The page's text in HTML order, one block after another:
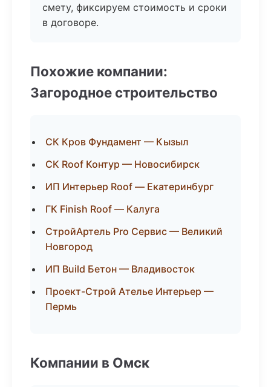
смету, фиксируем стоимость и сроки
в договоре.
Похожие компании:
Загородное строительство
СК Кров Фундамент — Кызыл
СК Roof Контур — Новосибирск
ИП Интерьер Roof — Екатеринбург
ГК Finish Roof — Калуга
СтройАртель Pro Сервис — Великий
Новгород
ИП Build Бетон — Владивосток
Проект-Строй Ателье Интерьер —
Пермь
Компании в Омск